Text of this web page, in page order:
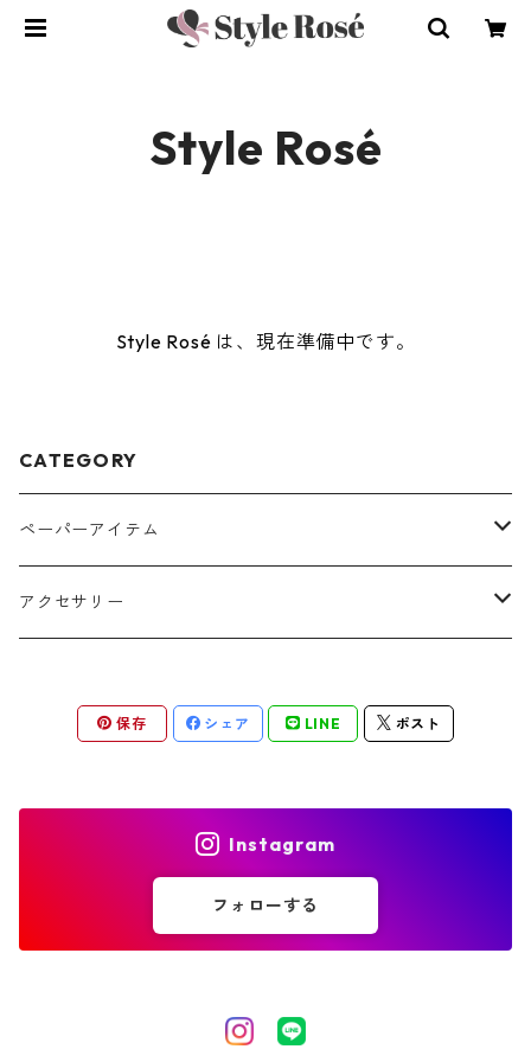
Style Rosé
Style Rosé は、現在準備中です。
CATEGORY
ペーパーアイテム
THANK YOUシール
結婚証明書
アクセサリー
イヤリング
保存 シェア LINE ポスト
Instagram
フォローする